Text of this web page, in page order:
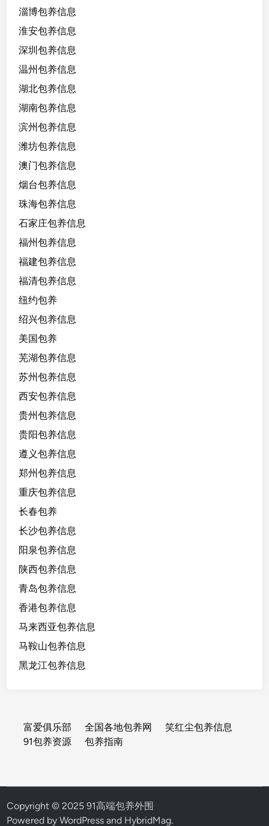
淄博包养信息
淮安包养信息
深圳包养信息
温州包养信息
湖北包养信息
湖南包养信息
滨州包养信息
潍坊包养信息
澳门包养信息
烟台包养信息
珠海包养信息
石家庄包养信息
福州包养信息
福建包养信息
福清包养信息
纽约包养
绍兴包养信息
美国包养
芜湖包养信息
苏州包养信息
西安包养信息
贵州包养信息
贵阳包养信息
遵义包养信息
郑州包养信息
重庆包养信息
长春包养
长沙包养信息
阳泉包养信息
陕西包养信息
青岛包养信息
香港包养信息
马来西亚包养信息
马鞍山包养信息
黑龙江包养信息
富爱俱乐部 全国各地包养网
笑红尘包养信息
91包养资源
包养指南
Copyright © 2025 91高端包养外围
Powered byWordPress and HybridMag.